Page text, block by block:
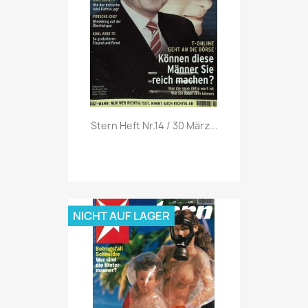
Vorschau
Stern Heft Nr.14 / 30 März...
NICHT AUF LAGER